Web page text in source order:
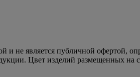
и не является публичной офертой,
Цвет изделий размещенных на